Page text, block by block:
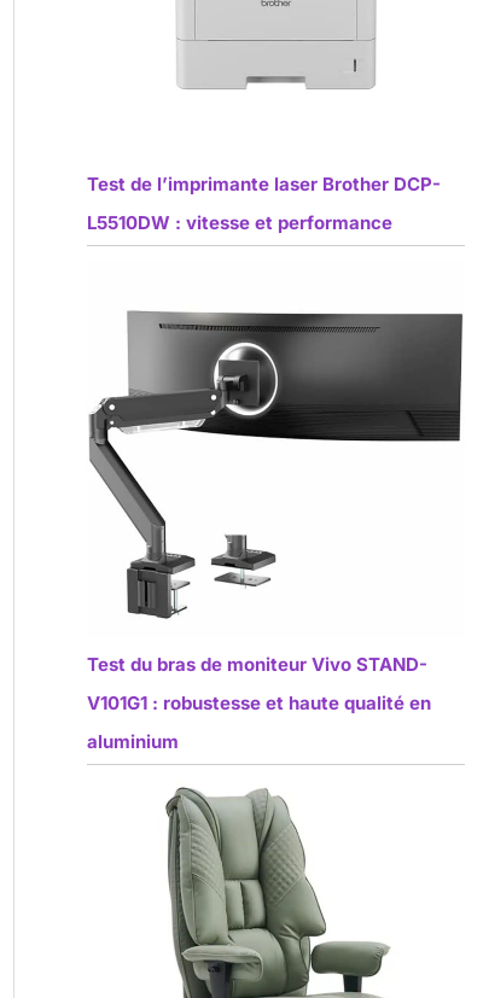
Test de l’imprimante laser Brother DCP-
L5510DW : vitesse et performance
Test du bras de moniteur Vivo STAND-
V101G1 : robustesse et haute qualité en
aluminium